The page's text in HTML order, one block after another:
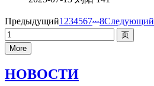
Предыдущий1 234567...8Следующий
More
НОВОСТИ